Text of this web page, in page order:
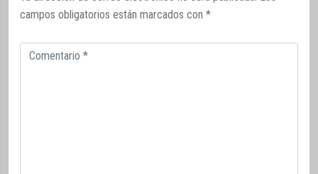
campos obligatorios están marcados con *
Comentario